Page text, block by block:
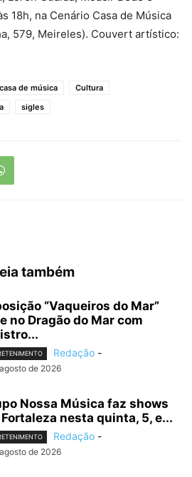
18h, na Cenário Casa de Música
579, Meireles). Couvert artístico:
de música
Cultura
sigles
também
“Vaqueiros do Mar”
no Dragão do Mar com
Redação -
de 2026
Nossa Música faz shows
nesta quinta, 5, e...
Redação -
de 2026